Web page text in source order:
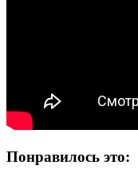
Понравилось это: